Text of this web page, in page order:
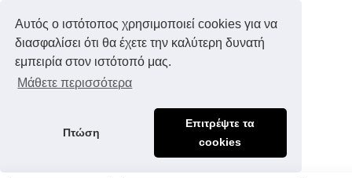
Αυτός ο ιστότοπος χρησιμοποιεί cookies για να
διασφαλίσει ότι θα έχετε την καλύτερη δυνατή
εμπειρία στον ιστότοπό μας.
Μάθετε περισσότερα
Πτώση
Επιτρέψτε τα
cookies